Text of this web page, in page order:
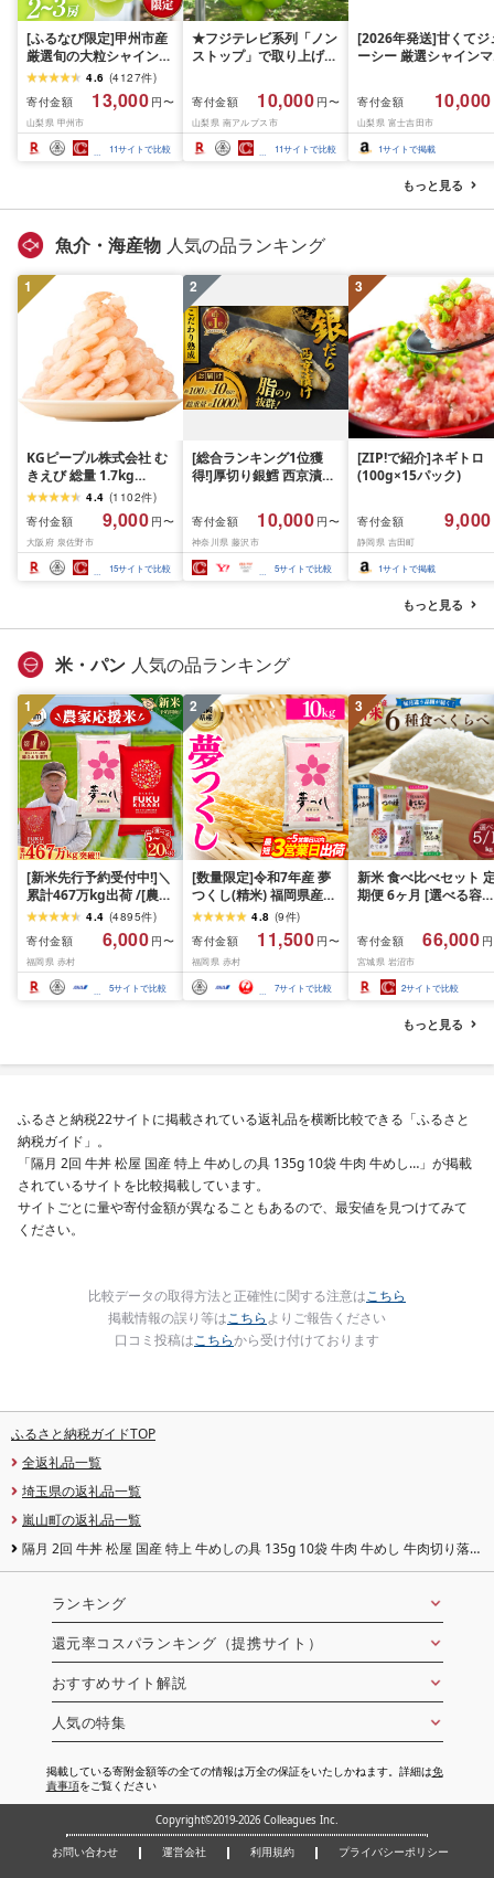
[ふるなび限定]甲州市産
厳選旬の大粒シャインマ
スカット 約1.3kg 2〜3
房[2026年発送]
(MG)B12-472 FN-
Limited-VO シャインマ
スカット フルーツ
4.6 (4127件)
寄付金額
13,000 円〜
山梨県 甲州市
11サイトで比較
★フジテレビ系列「ノン
ストップ」で取り上げら
先行予約]南アルプス市
産シャインマスカット
1.2kg以上(2〜3房)ふる
さと納税 おすすめ 山梨
県 南アルプス市 送料無
寄付金額 10,000 円〜
山梨県 南アルプス市
11サイトで比較
[2026年発送]甘くてジ
ーシー 厳選シャインマ
月前半(1〜15日)から
月下旬までの発送) フ
ーツ ぶどう 果物 山梨
産 2026 旬 大粒 高級
寄付金額 10,000
山梨県 富士吉田市
1サイトで掲載
もっと見る
魚介・海産物 人気の品ランキング
1
KGピープル株式会社 む
きえび 総量 1.7kg
(850g×2P) 特大 5Lサイ
ズ バナメイエビ バラ凍
結 下処理不要 サイズ不
揃い 訳あり
4.4 (1102件)
寄付金額
9,000 円〜
大阪府 泉佐野市
15サイトで比較
2
[総合ランキング1位獲
得!]厚切り銀鱈 西京漬け
約 1,000g (約 100g × 10
切) 西京味噌 西京みそ 味
噌漬け みそ 味噌 鮮魚 魚
介 銀だら 銀ダラ ギンダ
ラ ぎんだら 鱈 タラ 魚
漬魚 新鮮 小分け 人気返
酒のあて 家計応援
南 藤沢
寄付金額 10,000 円〜
神奈川県 藤沢市
5サイトで比較
3
[ZIP!で紹介]ネギトロ
(100g×15パック)
寄付金額 9,000
静岡県 吉田町
1サイトで掲載
もっと見る
米・パン 人気の品ランキング
1
[新米先行予約受付中!]＼
累計467万kg出荷 /[農家
応援米]訳あり 令和7年産
令和8年産ふくきらり 夢
つくし 5kg 10kg 15kg
20kg [選べる品種・内容
量・出荷時期]複数原料
米 白米 精米 国産 限定
4.4 (4895件)
寄付金額
6,000 円〜
福岡県 赤村
5サイトで比較
2
[数量限定]令和7年産 夢
つくし(精米) 福岡県産ブ
ランド米 10kg (品
番:3X11R7)
4.8 (9件)
寄付金額
11,500 円〜
福岡県 赤村
7サイトで比較
3
新米 食べ比べセット
期便 6ヶ月 [選べる容
ん つきあかり つや姫
じのきらめき だて正夢
ひとめぼれ ササニシキ
セット 銘柄米 味比べ
リエーション お楽しみ
食味 毎日の食卓 毎月
わる 色々試せる 志賀
寄付金額 66,000
宮城県 岩沼市
2サイトで比較
もっと見る
ふるさと納税22サイトに掲載されている返礼品を横断比較できる「ふるさと
納税ガイド」。
「隔月 2回 牛丼 松屋 国産 特上 牛めしの具 135g 10袋 牛肉 牛めし…」が掲載
されているサイトを比較掲載しています。
サイトごとに量や寄付金額が異なることもあるので、最安値を見つけてみて
ください。
比較データの取得方法と正確性に関する注意はこちら
掲載情報の誤り等はこちらよりご報告ください
口コミ投稿はこちらから受け付けております
ふるさと納税ガイドTOP
全返礼品一覧
埼玉県の返礼品一覧
嵐山町の返礼品一覧
隔月 2回 牛丼 松屋 国産 特上 牛めしの具 135g 10袋 牛肉 牛めし 牛肉切り落と
ランキング
還元率コスパランキング（提携サイト）
おすすめサイト解説
人気の特集
掲載している寄附金額等の全ての情報は万全の保証をいたしかねます。詳細は免
責事項をご覧ください
Copyright©2019-2026 Colleagues Inc.
お問い合わせ 運営会社 利用規約 プライバシーポリシー